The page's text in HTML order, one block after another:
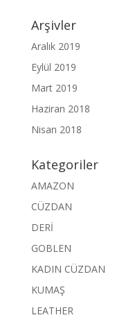
Arşivler
Aralık 2019
Eylül 2019
Mart 2019
Haziran 2018
Nisan 2018
Kategoriler
AMAZON
CÜZDAN
DERİ
GOBLEN
KADIN CÜZDAN
KUMAŞ
LEATHER